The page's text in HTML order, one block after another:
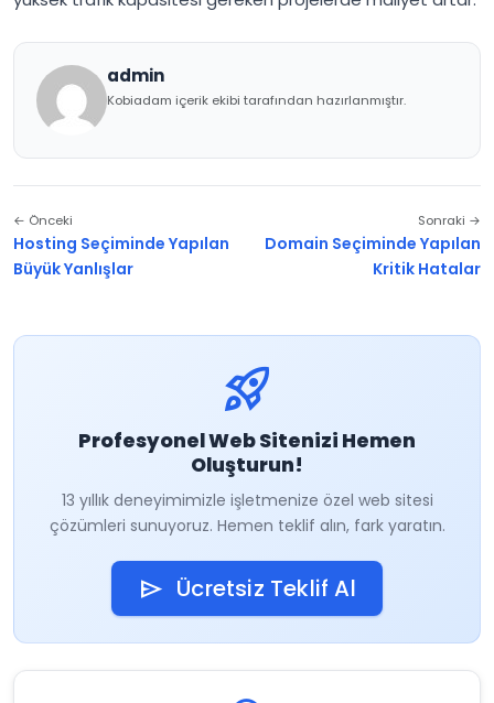
admin
Kobiadam içerik ekibi tarafından hazırlanmıştır.
← Önceki
Hosting Seçiminde Yapılan
Büyük Yanlışlar
Sonraki →
Domain Seçiminde Yapılan
Kritik Hatalar
rocket_launch
Profesyonel Web Sitenizi Hemen
Oluşturun!
13 yıllık deneyimimizle işletmenize özel web sitesi
çözümleri sunuyoruz. Hemen teklif alın, fark yaratın.
send Ücretsiz Teklif Al